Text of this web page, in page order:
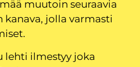
muutoin seuraavia
jolla varmasti
lehti ilmestyy joka